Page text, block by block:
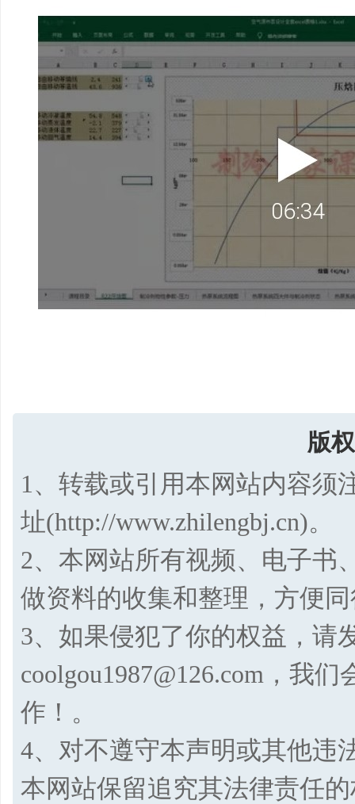
版
1、转载或引用本网站内容须
址(http://www.zhilengbj.cn)。
2、本网站所有视频、电子书
做资料的收集和整理，方便
3、如果侵犯了你的权益，请
coolgou1987@126.com，我
作！。
4、对不遵守本声明或其他违
本网站保留追究其法律责任